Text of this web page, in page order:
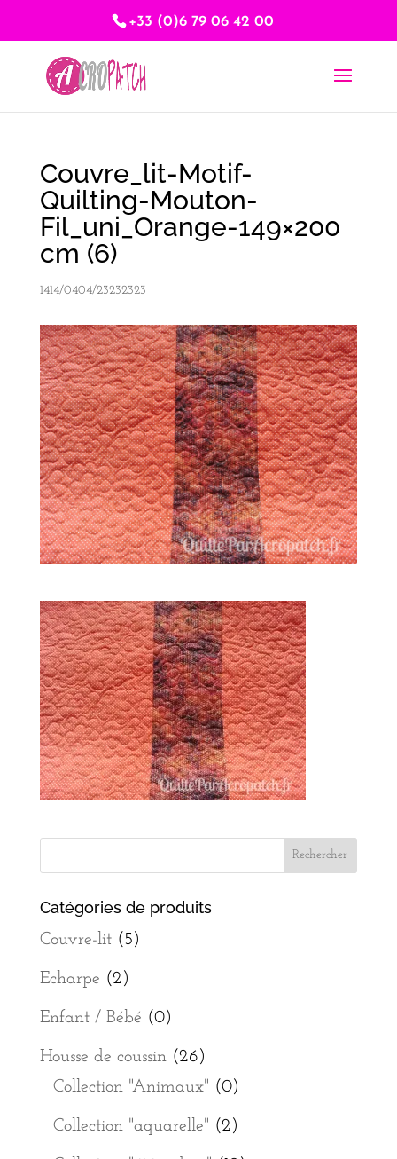
+33 (0)6 79 06 42 00
Couvre_lit-Motif-
Quilting-Mouton-
Fil_uni_Orange-149×200
cm (6)
1414/0404/23232323
Catégories de produits
Couvre-lit (5)
Echarpe (2)
Enfant / Bébé (0)
Housse de coussin (26)
Collection "Animaux" (0)
Collection "aquarelle" (2)